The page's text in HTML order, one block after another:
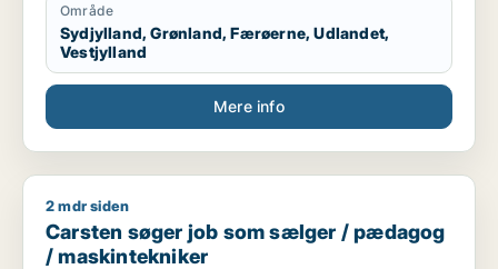
Engelsk – grundlæggende/godt niveau
Område
Sydjylland, Grønland, Færøerne, Udlandet,
Vestjylland
Mere info
Carsten søger job som sælger / pædagog / maskintekniker
2 mdr siden
Carsten søger job som sælger / pædagog
/ maskintekniker